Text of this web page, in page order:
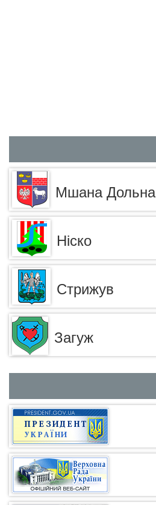
Мшана Дольна
Ніско
Стрижув
Загуж